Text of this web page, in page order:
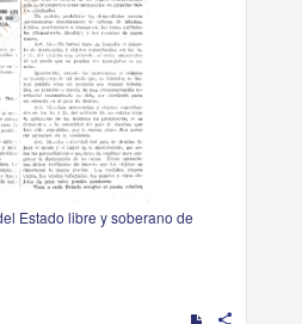
Estado libre y soberano de
share